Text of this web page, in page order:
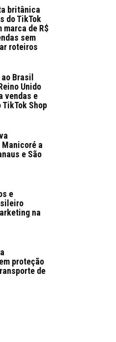
britânica
do TikTok
marca de R$
sem
roteiros
Brasil
Unido
vendas e
Shop
a
e São
e
na
proteção
de